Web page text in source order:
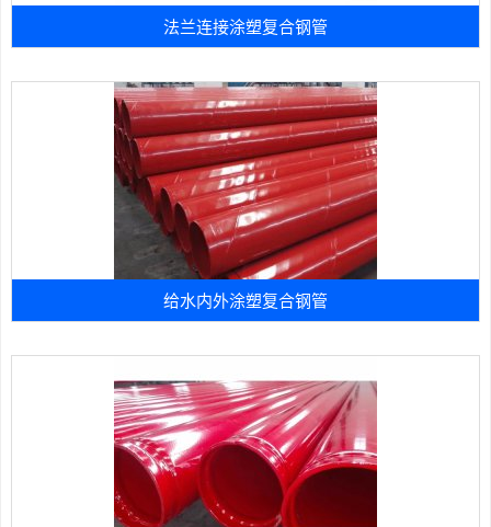
法兰连接涂塑复合钢管
给水内外涂塑复合钢管